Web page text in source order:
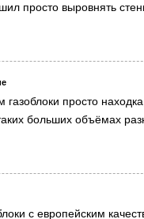
просто выровнять
просто
больших объёмах
с европейским